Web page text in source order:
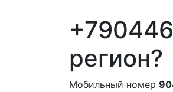
регион?
Мобильный номер